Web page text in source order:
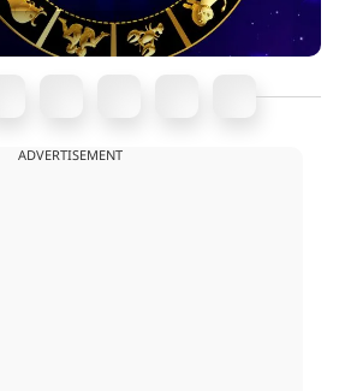
ADVERTISEMENT